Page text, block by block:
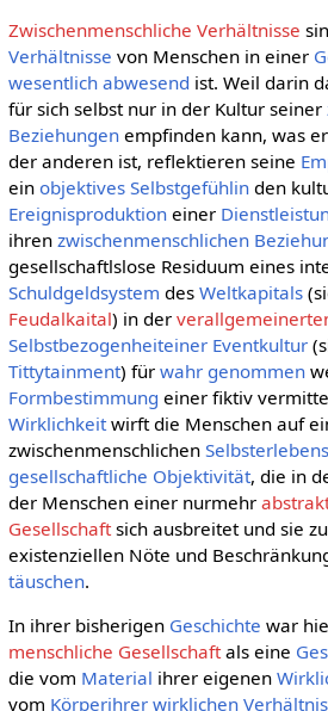
Zwischenmenschliche Verhältnisse
Verhältnisse von Menschen in einer
wesentlich abwesend ist. Weil darin
für sich selbst nur in der Kultur seiner
Beziehungenempfinden kann, was
der anderen ist, reflektieren seine
ein objektives Selbstgefühlinden
Ereignisproduktioneiner
ihren zwischenmenschlichen
gesellschaftlslose Residuum eines
Schuldgeldsystem des Weltkapitals
Feudalkaital) in der
Selbstbezogenheiteiner Eventkultur
Tittytainment) für wahr genommen
Formbestimmung einer fiktiv
Wirklichkeitwirft die Menschen auf
zwischenmenschlichen Selbsterlebens
gesellschaftliche Objektivität, die in
der Menschen einer nurmehr
Gesellschaftsich ausbreitet und sie
existenziellen Nöte und
täuschen.
In ihrer bisherigen Geschichte war
menschliche Gesellschaftals eine
die vom Material ihrer eigenen
vom Körperihrer wirklichen